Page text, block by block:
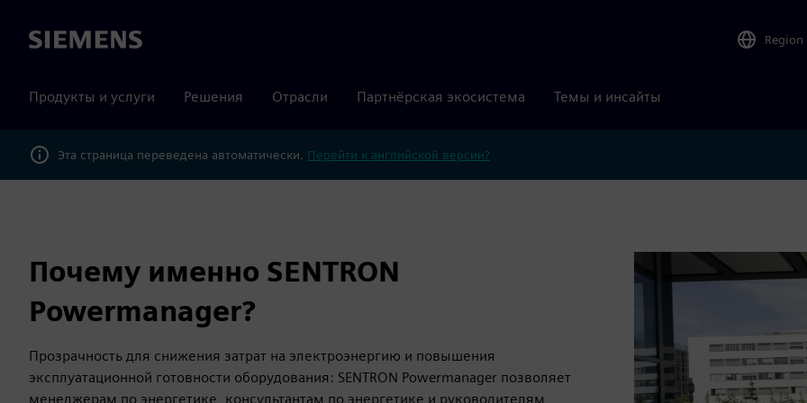
Siemens Region
Продукты и услуги Решения Отрасли Партнёрская экосистема Темы и инсайты
Эта страница переведена автоматически. Перейти к английской версии?
Почему именно SENTRON
Powermanager?
Прозрачность для снижения затрат на электроэнергию и повышения
эксплуатационной готовности оборудования: SENTRON Powermanager позволяет
менеджерам по энергетике, консультантам по энергетике и руководителям